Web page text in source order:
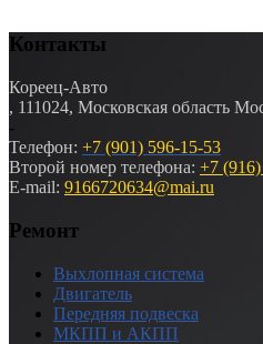
Контакты
Кореец-Авто
, 111024, Московская область
-
Телефон: +7 (901) 596-15-53
Второй номер телефона: +7
E-mail: 9166720634@mai.ru
Ремонт
Выхлопная система
Двигатель
Передняя подвеска
МКПП и АКПП